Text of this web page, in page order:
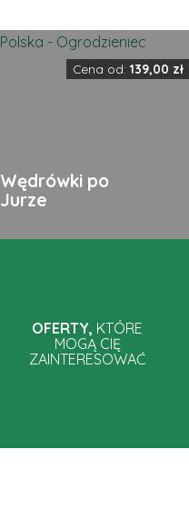
Wędrówki po
Jurze
Cena od: 139,00 zł
OFERTY, KTÓRE
MOGĄ CIĘ
ZAINTERESOWAĆ